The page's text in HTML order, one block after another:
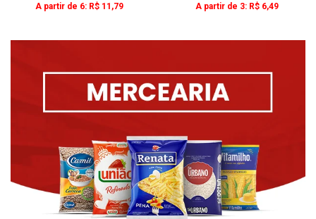
A partir de 6: R$ 11,79 A partir de 3: R$ 6,49